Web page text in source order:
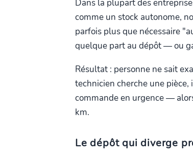
Dans la plupart des
comme un stock autonome,
parfois plus que nécessaire
quelque part au dépôt — ou
Résultat : personne ne sait
technicien cherche une
commande en urgence —
km.
Le dépôt qui diverge